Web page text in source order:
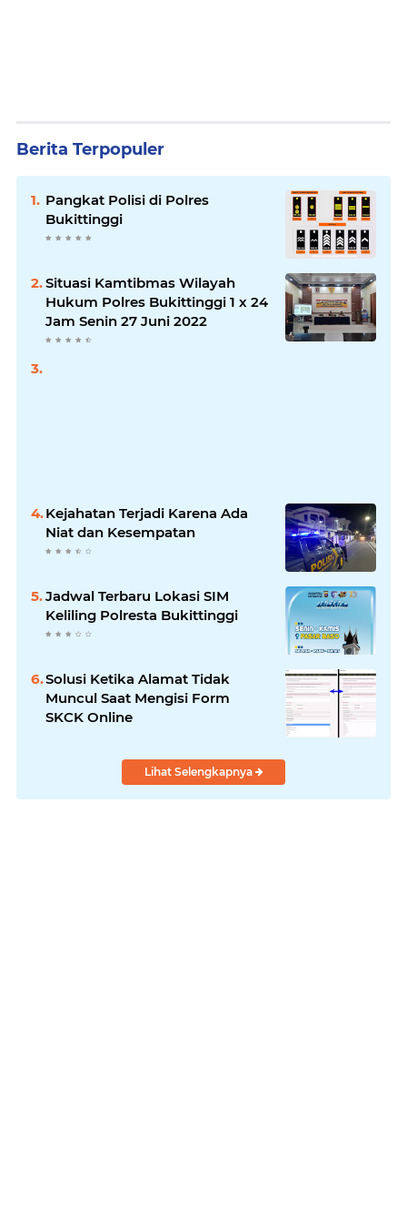
Berita Terpopuler
Pangkat Polisi di Polres
Bukittinggi
Situasi Kamtibmas Wilayah
Hukum Polres Bukittinggi 1 x 24
Jam Senin 27 Juni 2022
Kejahatan Terjadi Karena Ada
Niat dan Kesempatan
Jadwal Terbaru Lokasi SIM
Keliling Polresta Bukittinggi
Solusi Ketika Alamat Tidak
Muncul Saat Mengisi Form
SKCK Online
Lihat Selengkapnya